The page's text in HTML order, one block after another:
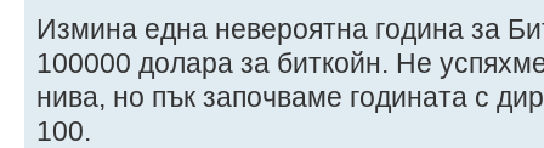
Измина една невероятна година за
100000 долара за биткойн. Не
нива, но пък започваме годината с
100.